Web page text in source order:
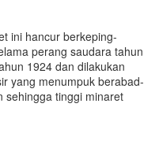
ini hancur berkeping-
perang saudara tahun
1924 dan dilakukan
yang menumpuk berabad-
sehingga tinggi minaret